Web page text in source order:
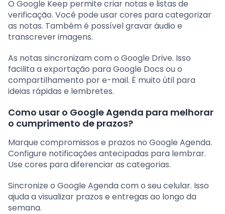
O Google Keep permite criar notas e listas de
verificação. Você pode usar cores para categorizar
as notas. Também é possível gravar áudio e
transcrever imagens.
As notas sincronizam com o Google Drive. Isso
facilita a exportação para Google Docs ou o
compartilhamento por e-mail. É muito útil para
ideias rápidas e lembretes.
Como usar o Google Agenda para melhorar
o cumprimento de prazos?
Marque compromissos e prazos no Google Agenda.
Configure notificações antecipadas para lembrar.
Use cores para diferenciar as categorias.
Sincronize o Google Agenda com o seu celular. Isso
ajuda a visualizar prazos e entregas ao longo da
semana.